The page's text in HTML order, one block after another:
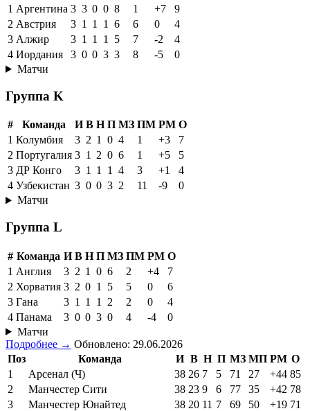
1 Аргентина 3 3 0 0 8 1 +7
9
2 Австрия 3 1 1 1 6 6 0
4
3 Алжир 3 1 1 1 5 7 -2
4
4 Иордания 3 0 0 3 3 8 -5
0
Матчи
Группа K
# Команда И В Н П МЗ ПМ РМ О
1 Колумбия 3 2 1 0 4 1 +3
7
2 Португалия 3 1 2 0 6 1 +5
5
3 ДР Конго 3 1 1 1 4 3 +1
4
4 Узбекистан 3 0 0 3 2 11 -9
0
Матчи
Группа L
# Команда И В Н П МЗ ПМ РМ О
1 Англия 3 2 1 0 6 2 +4
7
2 Хорватия 3 2 0 1 5 5 0
6
3 Гана 3 1 1 1 2 2 0
4
4 Панама 3 0 0 3 0 4 -4
0
Матчи
Подробнее → Обновлено: 29.06.2026
Поз
Команда И В Н П МЗ МП РМ О
1
Арсенал (Ч) 38 26 7 5 71 27 +44 85
2
Манчестер Сити 38 23 9 6 77 35 +42 78
3
Манчестер Юнайтед 38 20 11 7 69 50 +19 71